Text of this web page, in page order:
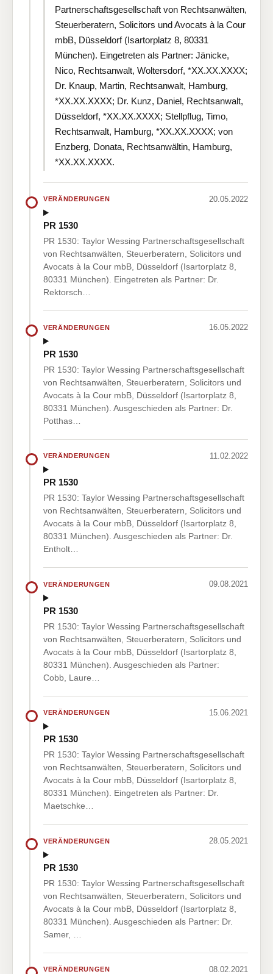
Partnerschaftsgesellschaft von Rechtsanwälten,
Steuerberatern, Solicitors und Avocats à la Cour
mbB, Düsseldorf (Isartorplatz 8, 80331
München). Eingetreten als Partner: Jänicke,
Nico, Rechtsanwalt, Woltersdorf, *XX.XX.XXXX;
Dr. Knaup, Martin, Rechtsanwalt, Hamburg,
*XX.XX.XXXX; Dr. Kunz, Daniel, Rechtsanwalt,
Düsseldorf, *XX.XX.XXXX; Stellpflug, Timo,
Rechtsanwalt, Hamburg, *XX.XX.XXXX; von
Enzberg, Donata, Rechtsanwältin, Hamburg,
*XX.XX.XXXX.
VERÄNDERUNGEN 20.05.2022
PR 1530
PR 1530: Taylor Wessing Partnerschaftsgesellschaft
von Rechtsanwälten, Steuerberatern, Solicitors und
Avocats à la Cour mbB, Düsseldorf (Isartorplatz 8,
80331 München). Eingetreten als Partner: Dr.
Rektorsch…
VERÄNDERUNGEN 16.05.2022
PR 1530
PR 1530: Taylor Wessing Partnerschaftsgesellschaft
von Rechtsanwälten, Steuerberatern, Solicitors und
Avocats à la Cour mbB, Düsseldorf (Isartorplatz 8,
80331 München). Ausgeschieden als Partner: Dr.
Potthas…
VERÄNDERUNGEN 11.02.2022
PR 1530
PR 1530: Taylor Wessing Partnerschaftsgesellschaft
von Rechtsanwälten, Steuerberatern, Solicitors und
Avocats à la Cour mbB, Düsseldorf (Isartorplatz 8,
80331 München). Ausgeschieden als Partner: Dr.
Entholt…
VERÄNDERUNGEN 09.08.2021
PR 1530
PR 1530: Taylor Wessing Partnerschaftsgesellschaft
von Rechtsanwälten, Steuerberatern, Solicitors und
Avocats à la Cour mbB, Düsseldorf (Isartorplatz 8,
80331 München). Ausgeschieden als Partner:
Cobb, Laure…
VERÄNDERUNGEN 15.06.2021
PR 1530
PR 1530: Taylor Wessing Partnerschaftsgesellschaft
von Rechtsanwälten, Steuerberatern, Solicitors und
Avocats à la Cour mbB, Düsseldorf (Isartorplatz 8,
80331 München). Eingetreten als Partner: Dr.
Maetschke…
VERÄNDERUNGEN 28.05.2021
PR 1530
PR 1530: Taylor Wessing Partnerschaftsgesellschaft
von Rechtsanwälten, Steuerberatern, Solicitors und
Avocats à la Cour mbB, Düsseldorf (Isartorplatz 8,
80331 München). Ausgeschieden als Partner: Dr.
Samer, …
VERÄNDERUNGEN 08.02.2021